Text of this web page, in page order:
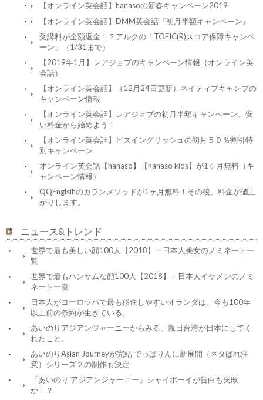
【オンライン英会話】hanasoの新春キャンペーン2019
【オンライン英会話】DMM英会話『初月半額キャンペーン』
受講料が全額返金！？アルクの「TOEIC(R)スコア保障キャンペ
ーン」（1/31まで）
【2019年1月】レアジョブのキャンペーン情報（オンライン英
会話）
【オンライン英会話】（12月24日更新）ネイティブキャンプの
キャンペーン情報
【オンライン英会話】レアジョブの初月半額キャンペーン。安
い料金から始めよう！
【オンライン英会話】ビズイングリッシュの初月５０％割引特
別キャンペーン
オンライン英会話【hanaso】【hanaso kids】が1ヶ月無料（キ
ャンペーン情報）
QQEnglsihのカランメソッドが1ヶ月無料！その後、料金が値上
がりします。
ニュース&トレンド
世界で最も美しい顔100人【2018】－日本人美女のノミネート一
覧
世界で最もハンサムな顔100人【2018】－日本人イケメンのノミ
ネート一覧
日本人がヨーロッパで最も移住しやすいオランダは、今も100年
以上前の条約が生きている。
あいのりアジアンジャーニーからみる、親日台湾が日本にしてく
れたこと。
あいのりAsian Journeyが完結 でっぱりんに新展開（ネタばれ注
意）シリーズ２の制作も決定
「あいのり アジアンジャーニー」シャイボーイが告白も失敗
か！？